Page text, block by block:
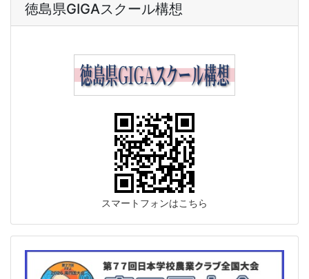
徳島県GIGAスクール構想
スマートフォンはこちら